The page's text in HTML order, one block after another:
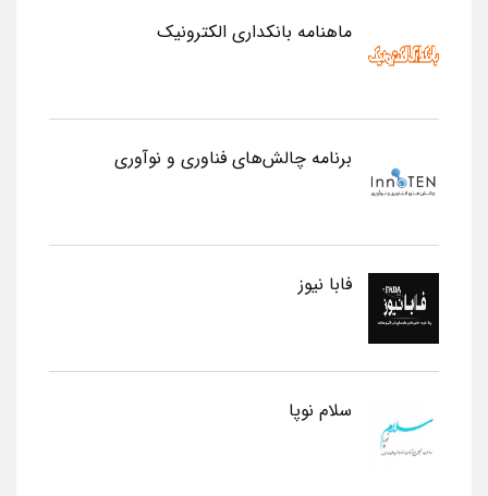
ماهنامه بانکداری الکترونیک
برنامه چالش‌های فناوری و نوآوری
فابا نیوز
سلام نوپا